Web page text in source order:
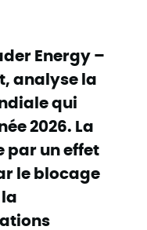
Energy –
analyse la
qui
2026. La
par un effet
le blocage